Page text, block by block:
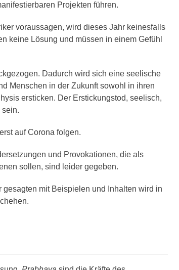
Projekten führen.
voraussagen, wird dieses Jahr keinesfalls
keine Lösung und müssen in einem Gefühl
Dadurch wird sich eine seelische
Menschen in der Zukunft sowohl in ihren
ersticken. Der Erstickungstod, seelisch,
sein.
auf Corona folgen.
und Provokationen, die als
sollen, sind leider gegeben.
mit Beispielen und Inhalten wird in